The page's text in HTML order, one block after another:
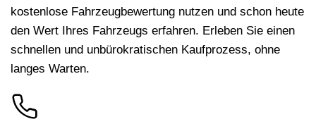
kostenlose Fahrzeugbewertung nutzen und schon heute
den Wert Ihres Fahrzeugs erfahren. Erleben Sie einen
schnellen und unbürokratischen Kaufprozess, ohne
langes Warten.